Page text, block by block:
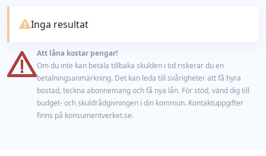
Inga resultat
Att låna kostar pengar!
Om du inte kan betala tillbaka skulden i tid riskerar du en
betalningsanmärkning. Det kan leda till svårigheter att få hyra
bostad, teckna abonnemang och få nya lån. För stöd, vänd dig till
budget- och skuldrådgivningen i din kommun. Kontaktuppgifter
finns på konsumentverket.se.